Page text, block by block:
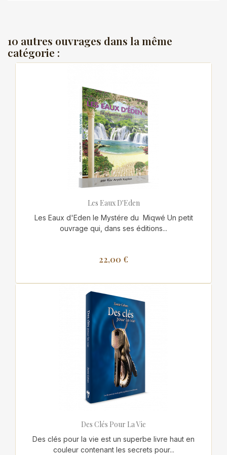
10 autres ouvrages dans la même
catégorie :
Les Eaux D'Eden
Les Eaux d'Eden le Mystére du Miqwé Un petit
ouvrage qui, dans ses éditions...
22,00 €
Des Clés Pour La Vie
Des clés pour la vie est un superbe livre haut en
couleur contenant les secrets pour...